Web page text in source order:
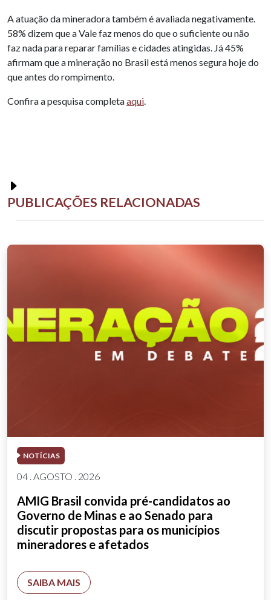
A atuação da mineradora também é avaliada negativamente.
58% dizem que a Vale faz menos do que o suficiente ou não
faz nada para reparar famílias e cidades atingidas. Já 45%
afirmam que a mineração no Brasil está menos segura hoje do
que antes do rompimento.
Confira a pesquisa completaaqui.
PUBLICAÇÕES RELACIONADAS
NOTÍCIAS
04 . AGOSTO . 2026
AMIG Brasil convida pré-candidatos ao
Governo de Minas e ao Senado para
discutir propostas para os municípios
mineradores e afetados
SAIBA MAIS